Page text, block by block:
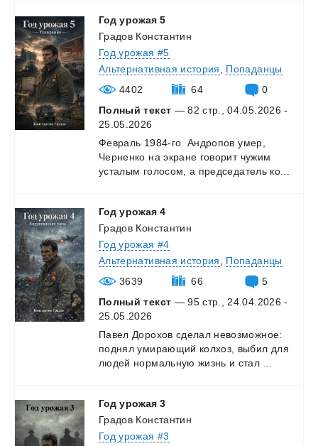
Год урожая 5
Градов Константин
Год урожая #5
Альтернативная история
Попаданцы
4402
64
0
Полный текст — 82 стр., 04.05.2026 -
25.05.2026
Февраль 1984-го. Андропов умер,
Черненко на экране говорит чужим
усталым голосом, а председатель ко...
Год урожая 4
Градов Константин
Год урожая #4
Альтернативная история
Попаданцы
3639
66
5
Полный текст — 95 стр., 24.04.2026 -
25.05.2026
Павел Дорохов сделал невозможное:
поднял умирающий колхоз, выбил для
людей нормальную жизнь и стал
Год урожая 3
Градов Константин
Год урожая #3